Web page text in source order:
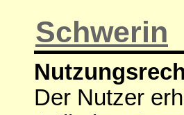
Schwerin
Der Nutzer